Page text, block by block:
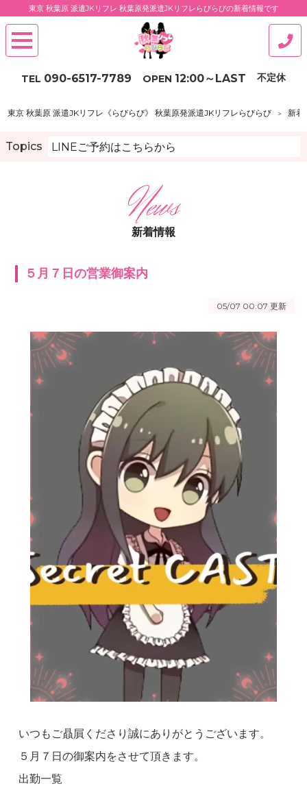
東京 秋葉原 派遣JKリフレ 秋葉原発派遣JKリフレらびらびの新着情報です
TEL 090-6517-7789 OPEN 12:00～LAST 不定休
東京 秋葉原 派遣JKリフレ《らびらび》 秋葉原発派遣JKリフレらびらび 新着
Topics LINEご予約はこちらから
新着情報
５月７日の営業御案内
05/07 00:07 更新
いつもご贔屓くださり誠にありがとうございます。
５月７日の御案内をさせて頂きます。
出勤一覧